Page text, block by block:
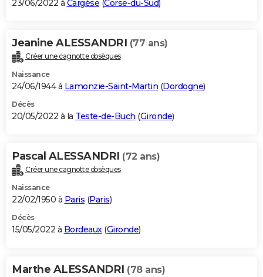
23/06/2022 à Cargèse (Corse-du-Sud)
Jeanine ALESSANDRI (77 ans)
Créer une cagnotte obsèques
Naissance
24/06/1944 à Lamonzie-Saint-Martin (Dordogne)
Décès
20/05/2022 à la Teste-de-Buch (Gironde)
Pascal ALESSANDRI (72 ans)
Créer une cagnotte obsèques
Naissance
22/02/1950 à Paris (Paris)
Décès
15/05/2022 à Bordeaux(Gironde)
Marthe ALESSANDRI (78 ans)